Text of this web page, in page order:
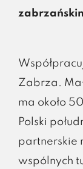
Zabrza.
ma około
Polski
partnerskie
wspólnych